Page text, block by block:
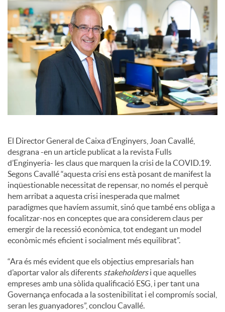
c
i
l
s
El Director General de Caixa d’Enginyers, Joan Cavallé,
desgrana -en un article publicat a la revista Fulls
d’Enginyeria- les claus que marquen la crisi de la COVID.19.
Segons Cavallé “aquesta crisi ens està posant de manifest la
inqüestionable necessitat de repensar, no només el perquè
hem arribat a aquesta crisi inesperada que malmet
paradigmes que havíem assumit, sinó que també ens obliga a
focalitzar-nos en conceptes que ara considerem claus per
emergir de la recessió econòmica, tot endegant un model
econòmic més eficient i socialment més equilibrat”.
“Ara és més evident que els objectius empresarials han
d’aportar valor als diferents stakeholdersi que aquelles
empreses amb una sòlida qualificació ESG, i per tant una
Governança enfocada a la sostenibilitat i el compromís social,
seran les guanyadores”, conclou Cavallé.